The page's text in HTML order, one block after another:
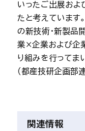
いったご出展およ
たと考えています
の新技術・新製品
業×企業および企
り組みを行ってま
（都産技研企画部
関連情報